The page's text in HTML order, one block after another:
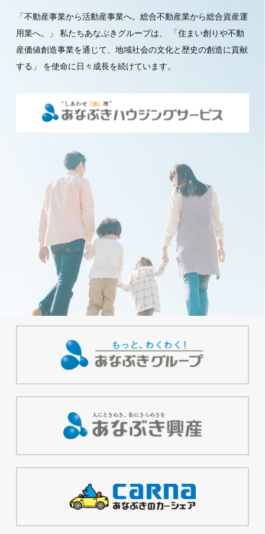
「不動産事業から活動産事業へ。総合不動産業から総合資産運
用業へ。」
私たちあなぶきグループは、
「住まい創りや不動
産価値創造事業を通じて、地域社会の文化と歴史の創造に貢献
する」
を使命に日々成長を続けています。